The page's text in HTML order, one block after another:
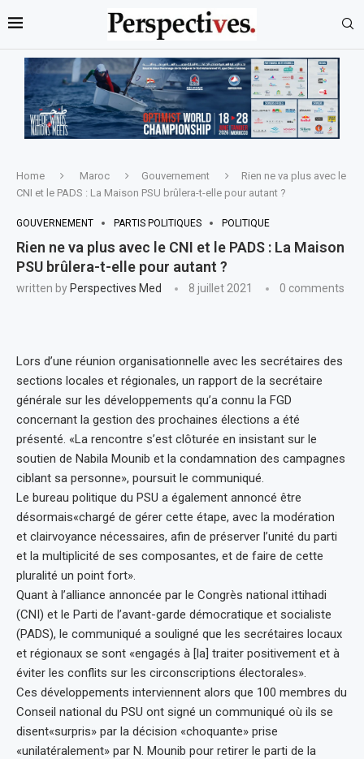
Home Maroc Gouvernement
Rien ne va plus avec le
CNI et le PADS : La Maison PSU brûlera-t-elle pour autant ?
GOUVERNEMENT PARTIS POLITIQUES POLITIQUE
Rien ne va plus avec le CNI et le PADS : La Maison
PSU brûlera-t-elle pour autant ?
written by Perspectives Med 8 juillet 2021 0 comments
Lors d’une réunion organisationnelle avec les secrétaires des
sections locales et régionales, un rapport de la secrétaire
générale sur les développements qu’a connu la FGD
concernant la gestion des prochaines élections a été
présenté. «La rencontre s’est clôturée en insistant sur le
soutien de Nabila Mounib et la condamnation des campagnes
ciblant sa personne», poursuit le communiqué.
Le bureau politique du PSU a également annoncé être
désormais«chargé de gérer cette étape, avec la modération
et clairvoyance nécessaires, afin de préserver l’unité du parti
et la multiplicité de ses composantes, et de faire de cette
pluralité un point fort».
Quant à l’alliance annoncée par le Congrès national ittihadi
(CNI) et le Parti de l’avant-garde démocratique et socialiste
(PADS), le communiqué a souligné que les secrétaires locaux
et régionaux se sont «engagés à [la] traiter positivement et à
éviter les conflits sur les circonscriptions électorales».
Ces développements interviennent alors que 100 membres du
Conseil national du PSU ont signé un communiqué où ils se
disent«surpris» par la décision «choquante» prise
«unilatéralement» par N. Mounib pour retirer le parti de la